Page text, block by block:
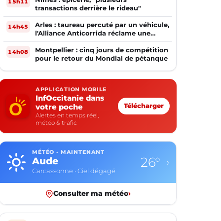
transactions derrière le rideau"
14h45
Arles : taureau percuté par un véhicule,
l'Alliance Anticorrida réclame une
enquête
14h08
Montpellier : cinq jours de compétition
pour le retour du Mondial de pétanque
APPLICATION MOBILE
InfOccitanie dans
votre poche
Alertes en temps réel,
météo & trafic
Télécharger
MÉTÉO · MAINTENANT
Aude
Carcassonne · Ciel dégagé
26° ›
Consulter ma météo›